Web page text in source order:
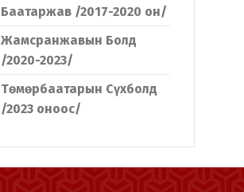
Баатаржав /2017-2020 он/
Жамсранжавын Болд
/2020-2023/
Төмөрбаатарын Сүхболд
/2023 оноос/